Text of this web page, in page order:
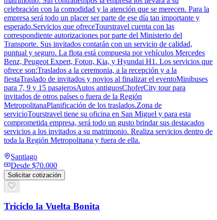
celebración con la comodidad y la atención que se merecen. Para la
empresa será todo un placer ser parte de ese día tan importante y
esperado.Servicios que ofreceTourstravel cuenta con las
correspondiente autorizaciones por parte del Ministerio del
Transporte. Sus invitados contarán con un servicio de calidad,
puntual y seguro. La flota está compuesta por vehículos Mercedes
Benz, Peugeot Expert, Foton, Kia, y Hyundai H1. Los servicios que
ofrece son:Traslados a la ceremonia, a la recepción y a la
fiestaTraslado de invitados y novios al finalizar el eventoMinibuses
para 7, 9 y 15 pasajerosAutos antiguosChoferCity tour para
invitados de otros países o fuera de la Región
MetropolitanaPlanificación de los traslados.Zona de
servicioTourstravel tiene su oficina en San Miguel y para esta
comprometida empresa, será todo un gusto brindar sus destacados
servicios a los invitados a su matrimonio. Realiza servicios dentro de
toda la Región Metropolitana y fuera de ella.
Santiago
Desde $70.000
Solicitar cotización
Triciclo la Vuelta Bonita